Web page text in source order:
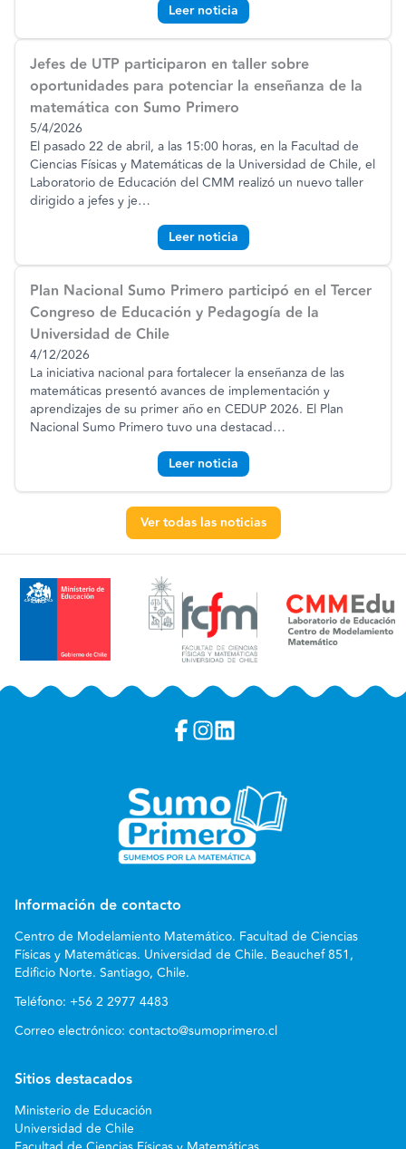
Leer noticia
Jefes de UTP participaron en taller sobre
oportunidades para potenciar la enseñanza de la
matemática con Sumo Primero
5/4/2026
El pasado 22 de abril, a las 15:00 horas, en la Facultad de
Ciencias Físicas y Matemáticas de la Universidad de Chile, el
Laboratorio de Educación del CMM realizó un nuevo taller
dirigido a jefes y je…
Leer noticia
Plan Nacional Sumo Primero participó en el Tercer
Congreso de Educación y Pedagogía de la
Universidad de Chile
4/12/2026
La iniciativa nacional para fortalecer la enseñanza de las
matemáticas presentó avances de implementación y
aprendizajes de su primer año en CEDUP 2026. El Plan
Nacional Sumo Primero tuvo una destacad…
Leer noticia
Ver todas las noticias
Información de contacto
Centro de Modelamiento Matemático. Facultad de Ciencias
Físicas y Matemáticas. Universidad de Chile. Beauchef 851,
Edificio Norte. Santiago, Chile.
Teléfono: +56 2 2977 4483
Correo electrónico: contacto@sumoprimero.cl
Sitios destacados
Ministerio de Educación
Universidad de Chile